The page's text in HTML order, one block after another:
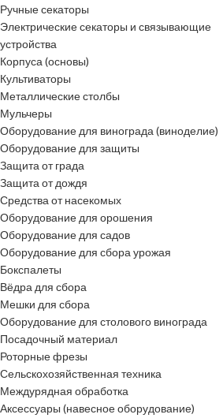
Ручные секаторы
Электрические секаторы и связывающие
устройства
Корпуса (основы)
Культиваторы
Металлические столбы
Мульчеры
Оборудование для винограда (виноделие)
Оборудование для защиты
Защита от града
Защита от дождя
Средства от насекомых
Оборудование для орошения
Оборудование для садов
Оборудование для сбора урожая
Бокспалеты
Вёдра для сбора
Мешки для сбора
Оборудование для столового винограда
Посадочный материал
Роторные фрезы
Сельскохозяйственная техника
Междурядная обработка
Аксессуары (навесное оборудование)